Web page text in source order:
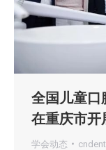
全国儿童口
在重庆市开
学会动态 cndent